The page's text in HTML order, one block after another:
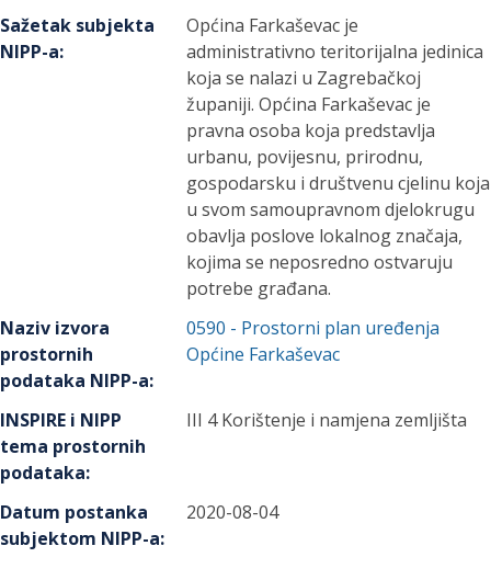
Sažetak subjekta
NIPP-a:
Općina Farkaševac je
administrativno teritorijalna jedinica
koja se nalazi u Zagrebačkoj
županiji. Općina Farkaševac je
pravna osoba koja predstavlja
urbanu, povijesnu, prirodnu,
gospodarsku i društvenu cjelinu koja
u svom samoupravnom djelokrugu
obavlja poslove lokalnog značaja,
kojima se neposredno ostvaruju
potrebe građana.
Naziv izvora
prostornih
podataka NIPP-a:
0590 - Prostorni plan uređenja
Općine Farkaševac
INSPIRE i NIPP
tema prostornih
podataka:
III 4 Korištenje i namjena zemljišta
Datum postanka
subjektom NIPP-a:
2020-08-04